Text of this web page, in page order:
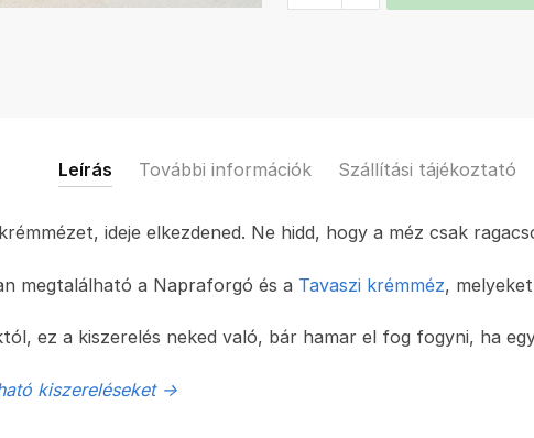
500
Leírás További információk Szállítási tájékoztató
ideje elkezdened. Ne hidd, hogy a méz csak
megtalálható a Napraforgó és a Tavaszi krémméz,
ez a kiszerelés neked való, bár hamar el fog fogyni, ha
kiszereléseket ->